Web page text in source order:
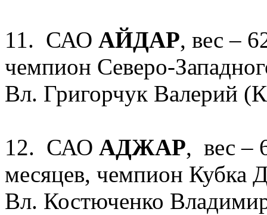
11. САО АЙДАР, вес –
чемпион Северо-
Вл. Григорчук Валерий
12. САО АДЖАР, вес –
месяцев, чемпион Кубка
Вл. Костюченко